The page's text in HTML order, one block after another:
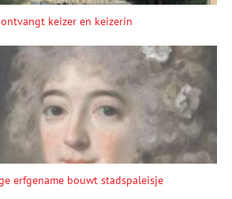
keizer en keizerin
erfgename bouwt stadspaleisje